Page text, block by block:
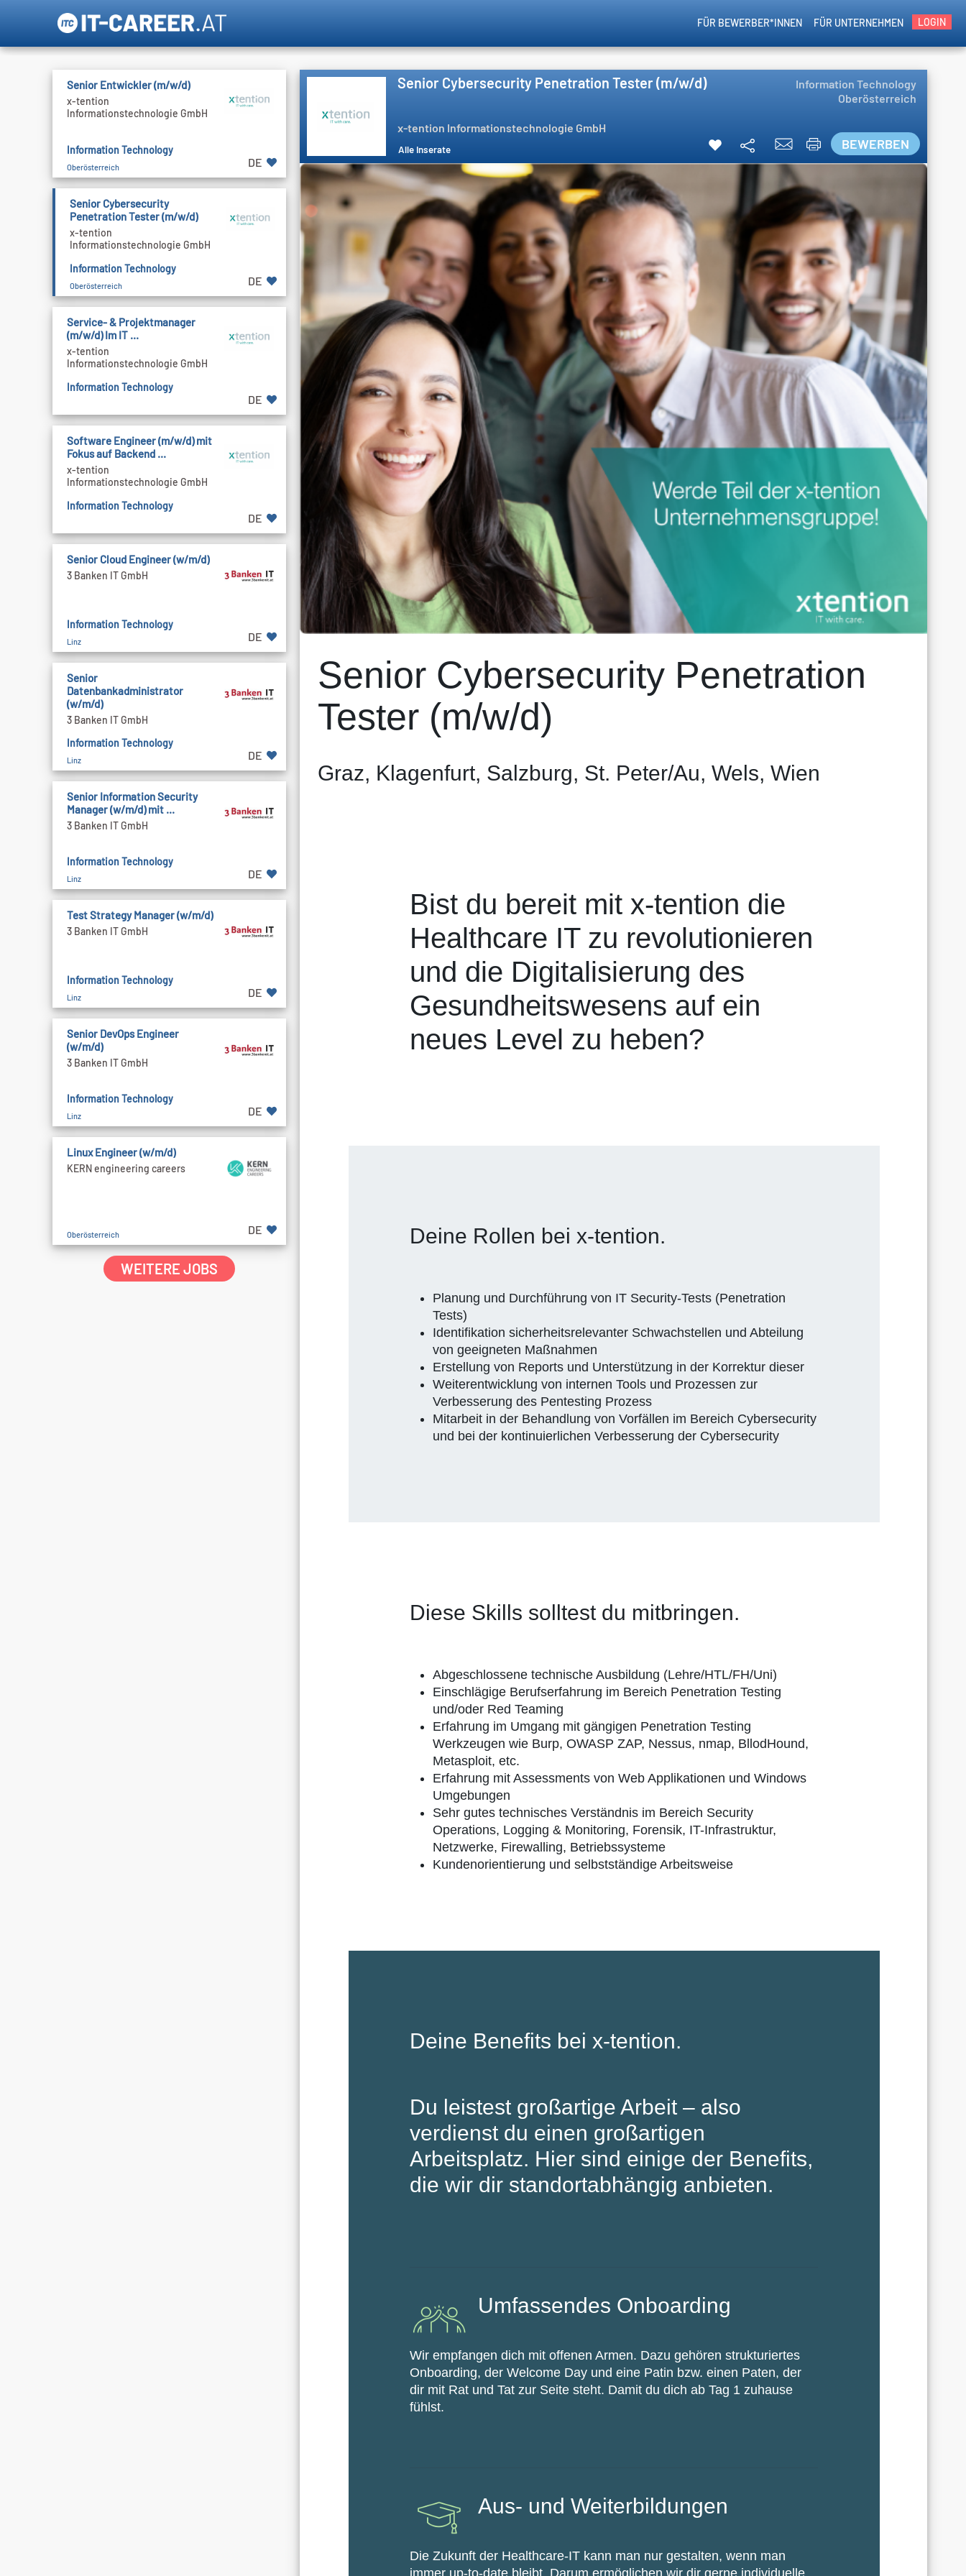
LOGIN
FÜR UNTERNEHMEN
FÜR BEWERBER*INNEN
Senior Cybersecurity Penetration Tester (m/w/d) Information Technology
x-tention Informationstechnologie GmbH
Oberösterreich
Alle Inserate BEWERBEN
Senior Entwickler (m/w/d)
x-tention
Informationstechnologie GmbH
Information Technology
Oberösterreich DE
Senior Cybersecurity
Penetration Tester (m/w/d)
x-tention
Informationstechnologie GmbH
Information Technology
Oberösterreich DE
Service- & Projektmanager
(m/w/d) Im IT ...
x-tention
Informationstechnologie GmbH
Information Technology
DE
Software Engineer (m/w/d) mit
Fokus auf Backend ...
x-tention
Informationstechnologie GmbH
Information Technology
DE
Senior Cloud Engineer (w/m/d)
3 Banken IT GmbH
Information Technology
Linz DE
Senior
Datenbankadministrator
(w/m/d)
3 Banken IT GmbH
Information Technology
Linz DE
Senior Information Security
Manager (w/m/d) mit ...
3 Banken IT GmbH
Information Technology
Linz DE
Test Strategy Manager (w/m/d)
3 Banken IT GmbH
Information Technology
Linz DE
Senior DevOps Engineer
(w/m/d)
3 Banken IT GmbH
Information Technology
Linz DE
Linux Engineer (w/m/d)
KERN engineering careers
Oberösterreich DE
WEITERE JOBS